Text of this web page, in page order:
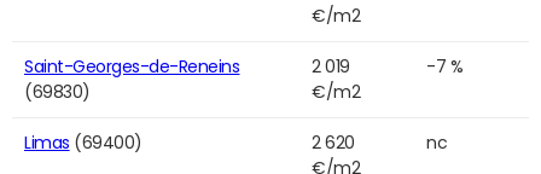
€/m2
Saint-Georges-de-Reneins
(69830)
2 019
€/m2
-7 %
Limas (69400)
2 620
€/m2
nc